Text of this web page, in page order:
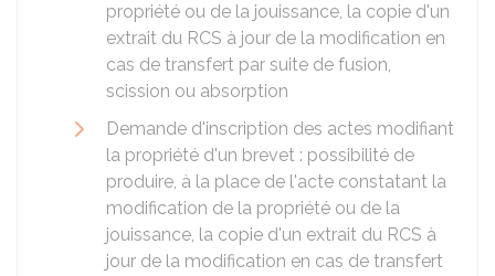
propriété ou de la jouissance, la copie d'un
extrait du RCS à jour de la modification en
cas de transfert par suite de fusion,
scission ou absorption
Demande d'inscription des actes modifiant
la propriété d'un brevet : possibilité de
produire, à la place de l'acte constatant la
modification de la propriété ou de la
jouissance, la copie d'un extrait du RCS à
jour de la modification en cas de transfert